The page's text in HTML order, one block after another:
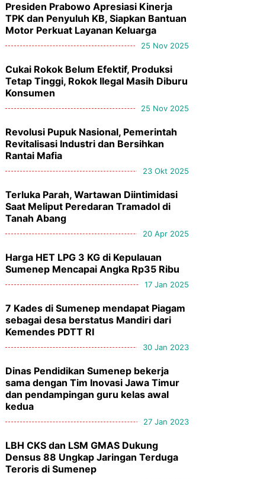
Presiden Prabowo Apresiasi Kinerja
TPK dan Penyuluh KB, Siapkan Bantuan
Motor Perkuat Layanan Keluarga
25 Nov 2025
Cukai Rokok Belum Efektif, Produksi
Tetap Tinggi, Rokok Ilegal Masih Diburu
Konsumen
25 Nov 2025
Revolusi Pupuk Nasional, Pemerintah
Revitalisasi Industri dan Bersihkan
Rantai Mafia
23 Okt 2025
Terluka Parah, Wartawan Diintimidasi
Saat Meliput Peredaran Tramadol di
Tanah Abang
20 Apr 2025
Harga HET LPG 3 KG di Kepulauan
Sumenep Mencapai Angka Rp35 Ribu
17 Jan 2025
7 Kades di Sumenep mendapat Piagam
sebagai desa berstatus Mandiri dari
Kemendes PDTT RI
30 Jan 2023
Dinas Pendidikan Sumenep bekerja
sama dengan Tim Inovasi Jawa Timur
dan pendampingan guru kelas awal
kedua
27 Jan 2023
LBH CKS dan LSM GMAS Dukung
Densus 88 Ungkap Jaringan Terduga
Teroris di Sumenep